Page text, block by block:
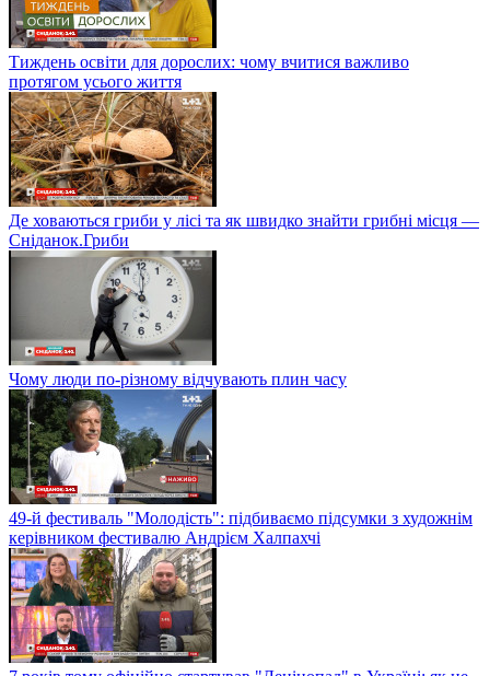
Тиждень освіти для дорослих: чому вчитися важливо
протягом усього життя
Де ховаються гриби у лісі та як швидко знайти грибні місця —
Сніданок.Гриби
Чому люди по-різному відчувають плин часу
49-й фестиваль "Молодість": підбиваємо підсумки з художнім
керівником фестивалю Андрієм Халпахчі